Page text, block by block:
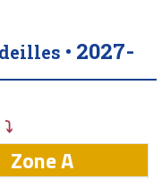
• 2027-
Zone A